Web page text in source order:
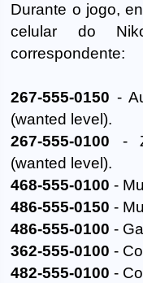
Durante o jogo,
celular do
correspondente:
267-555-0150 -
(wanted level).
267-555-0100 -
(wanted level).
468-555-0100 -
486-555-0150 -
486-555-0100 -
362-555-0100 -
482-555-0100 -